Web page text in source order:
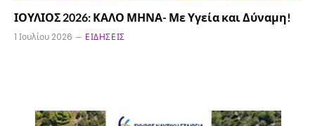
ΙΟΥΛΙΟΣ 2026: ΚΑΛΟ ΜΗΝΑ- Με Υγεία και Δύναμη!
1 Ιουλίου 2026 ΕΙΔΉΣΕΙΣ